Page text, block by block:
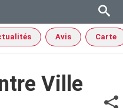
Avis Carte
Ville